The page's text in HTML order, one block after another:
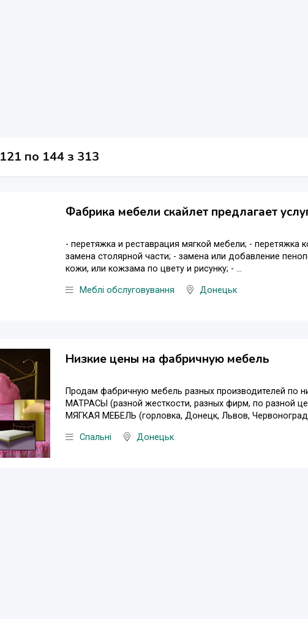
121 по 144 з 313
Фабрика мебели скайлет предлагает
- перетяжка и реставрация мягкой мебели; -
замена столярной части; - замена или добавление
кожи, или кожзама по цвету и рисунку; - ...
Меблі обслуговування Донецьк
Низкие цены на фабричную мебель
Продам фабричную мебель разных производителей
МАТРАСЫ (разной жесткости, разных фирм, по разной
МЯГКАЯ МЕБЕЛЬ (горловка, Донецк, Львов,
Спальні Донецьк